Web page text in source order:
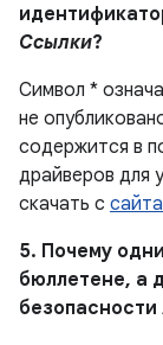
Ссылки?
Символ *
не
содержится в
драйверов для
скачать с
5. Почему
бюллетене, а